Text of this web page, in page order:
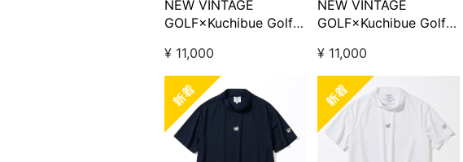
NEW VINTAGE
GOLF×Kuchibue Golf
Tee ブルー×イエロー
【GO/LOOK!限定販売】
¥ 11,000
NEW VINTAGE
GOLF×Kuchibue Golf
Tee ブラック×グレー
【GO/LOOK!限定販売】
¥ 11,000